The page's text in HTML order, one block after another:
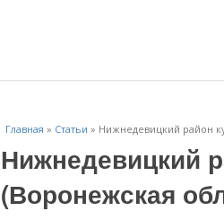
Главная » Статьи » Нижнедевицкий район
Нижнедевицкий
(Воронежская